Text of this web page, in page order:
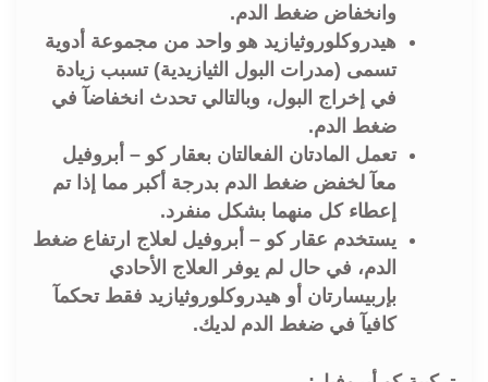
وانخفاض ضغط الدم.
هيدروكلوروثيازيد هو واحد من مجموعة أدوية
تسمى (مدرات البول الثيازيدية) تسبب زيادة
في إخراج البول، وبالتالي تحدث انخفاضآ في
ضغط الدم.
تعمل المادتان الفعالتان بعقار كو – أبروفيل
معآ لخفض ضغط الدم بدرجة أكبر مما إذا تم
إعطاء كل منهما بشكل منفرد.
يستخدم عقار كو – أبروفيل لعلاج ارتفاع ضغط
الدم، في حال لم يوفر العلاج الأحادي
بإربيسارتان أو هيدروكلوروثيازيد فقط تحكمآ
كافيآ في ضغط الدم لديك.